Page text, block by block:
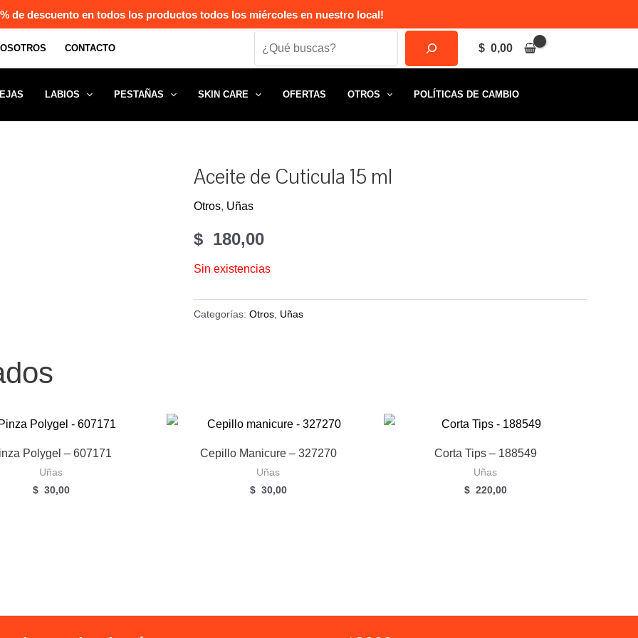
de descuento en todos los productos todos los miércoles en nuestro local!
CONTACTO
Search
$ 0,00
LABIOS PESTAÑAS SKIN CARE OFERTAS OTROS POLÍTICAS DE CAMBIO
Aceite de Cuticula 15 ml
Otros, Uñas
$ 180,00
Sin existencias
Categorías: Otros Uñas
Polygel – 607171
Uñas
$ 30,00
Cepillo Manicure – 327270
Uñas
$ 30,00
Corta Tips – 188549
Uñas
$ 220,00